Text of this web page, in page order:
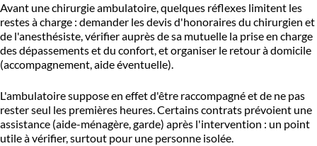
Avant une chirurgie ambulatoire, quelques réflexes limitent les
restes à charge : demander les devis d'honoraires du chirurgien et
de l'anesthésiste, vérifier auprès de sa mutuelle la prise en charge
des dépassements et du confort, et organiser le retour à domicile
(accompagnement, aide éventuelle).
L'ambulatoire suppose en effet d'être raccompagné et de ne pas
rester seul les premières heures. Certains contrats prévoient une
assistance (aide-ménagère, garde) après l'intervention : un point
utile à vérifier, surtout pour une personne isolée.